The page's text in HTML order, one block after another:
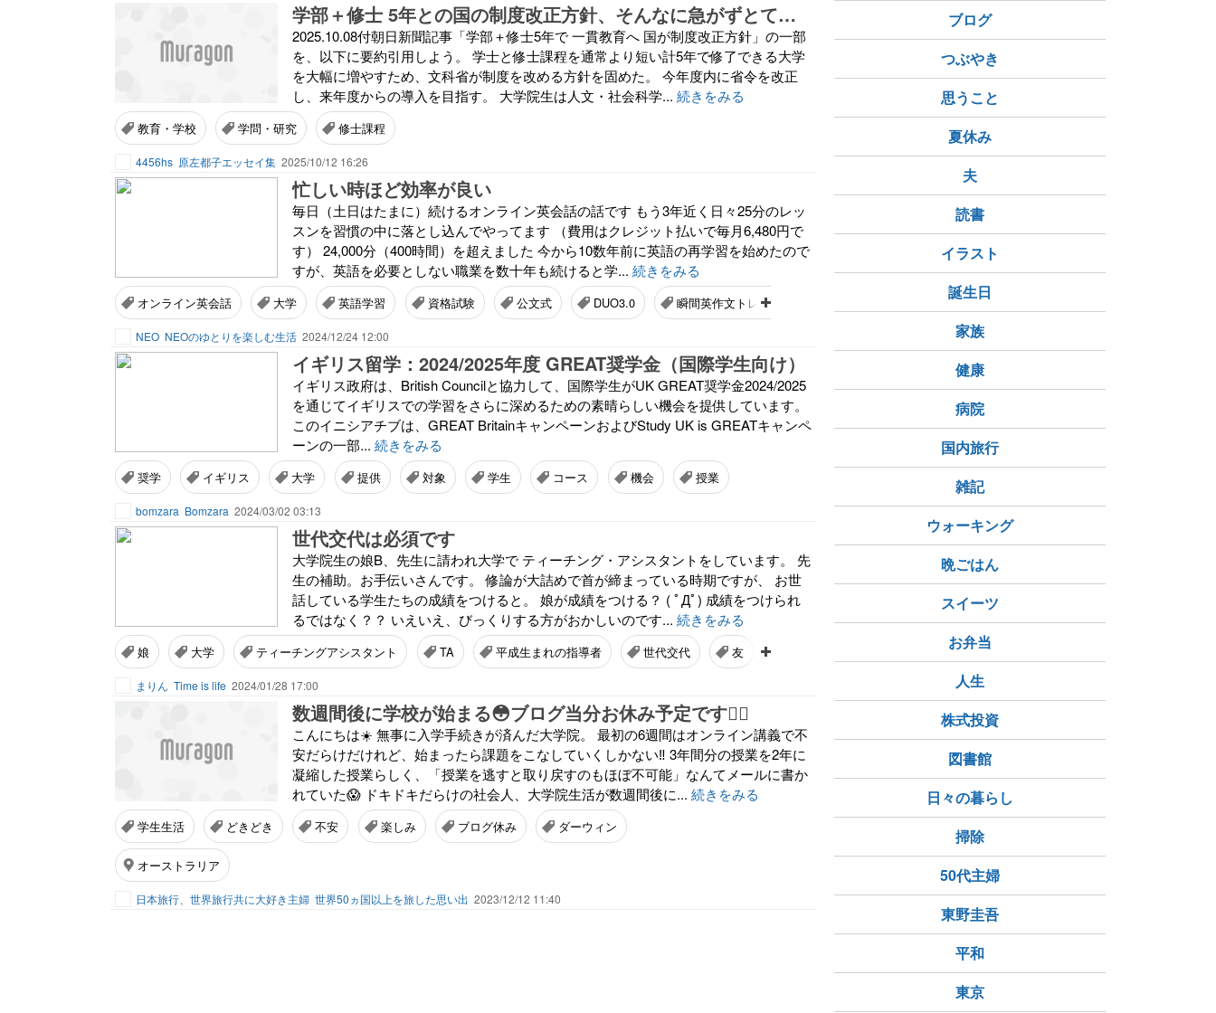
学部＋修士 5年との国の制度改正方針、そんなに急がずとて…
2025.10.08付朝日新聞記事「学部＋修士5年で 一貫教育へ 国が制度改正方針」の一部
を、以下に要約引用しよう。 学士と修士課程を通常より短い計5年で修了できる大学
を大幅に増やすため、文科省が制度を改める方針を固めた。 今年度内に省令を改正
し、来年度からの導入を目指す。 大学院生は人文・社会科学... 続きをみる
教育・学校 学問・研究 修士課程
4456hs 原左都子エッセイ集 2025/10/12 16:26
忙しい時ほど効率が良い
毎日（土日はたまに）続けるオンライン英会話の話です もう3年近く日々25分のレッ
スンを習慣の中に落とし込んでやってます （費用はクレジット払いで毎月6,480円で
す） 24,000分（400時間）を超えました 今から10数年前に英語の再学習を始めたので
すが、英語を必要としない職業を数十年も続けると学... 続きをみる
オンライン英会話 大学 英語学習 資格試験 公文式 DUO3.0 瞬間英作文トレーニング
NEO NEOのゆとりを楽しむ生活 2024/12/24 12:00
イギリス留学：2024/2025年度 GREAT奨学金（国際学生向け）
イギリス政府は、British Councilと協力して、国際学生がUK GREAT奨学金2024/2025
を通じてイギリスでの学習をさらに深めるための素晴らしい機会を提供しています。
このイニシアチブは、GREAT BritainキャンペーンおよびStudy UK is GREATキャンペ
ーンの一部... 続きをみる
奨学 イギリス 大学 提供 対象 学生 コース 機会 授業
bomzara Bomzara 2024/03/02 03:13
世代交代は必須です
大学院生の娘B、先生に請われ大学で ティーチング・アシスタントをしています。 先
生の補助。お手伝いさんです。 修論が大詰めで首が締まっている時期ですが、 お世
話している学生たちの成績をつけると。 娘が成績をつける？ ( ﾟДﾟ) 成績をつけられ
るではなく？？ いえいえ、びっくりする方がおかしいのです... 続きをみる
娘 大学 ティーチングアシスタント TA 平成生まれの指導者 世代交代 友
まりん Time is life 2024/01/28 17:00
数週間後に学校が始まる😳ブログ当分お休み予定です🙇‍♀️
こんにちは☀️ 無事に入学手続きが済んだ大学院。 最初の6週間はオンライン講義で不
安だらけだけれど、始まったら課題をこなしていくしかない‼︎ 3年間分の授業を2年に
凝縮した授業らしく、「授業を逃すと取り戻すのもほぼ不可能」なんてメールに書か
れていた😱 ドキドキだらけの社会人、大学院生活が数週間後に... 続きをみる
学生生活 どきどき 不安 楽しみ ブログ休み ダーウィン
オーストラリア
日本旅行、世界旅行共に大好き主婦 世界50ヵ国以上を旅した思い出 2023/12/12 11:40
ブログ
つぶやき
思うこと
夏休み
夫
読書
イラスト
誕生日
家族
健康
病院
国内旅行
雑記
ウォーキング
晩ごはん
スイーツ
お弁当
人生
株式投資
図書館
日々の暮らし
掃除
50代主婦
東野圭吾
平和
東京